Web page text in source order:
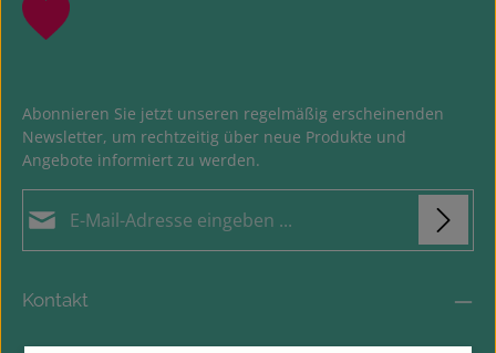
Abonnieren Sie jetzt unseren regelmäßig erscheinenden
Newsletter, um rechtzeitig über neue Produkte und
Angebote informiert zu werden.
Ich habe die
Die mit einem Stern (*) markierten Felder sind
Kontakt